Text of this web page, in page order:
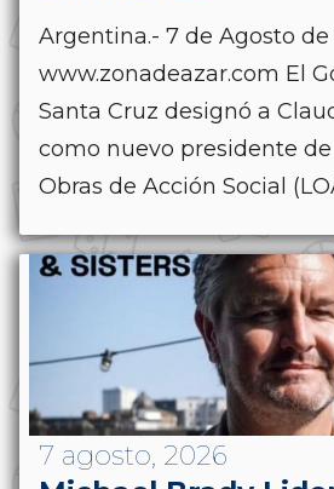
Argentina.- 7 de Agosto de
www.zonadeazar.com El
Santa Cruz designó a
como nuevo presidente
Obras de Acción Social
7 agosto, 2026